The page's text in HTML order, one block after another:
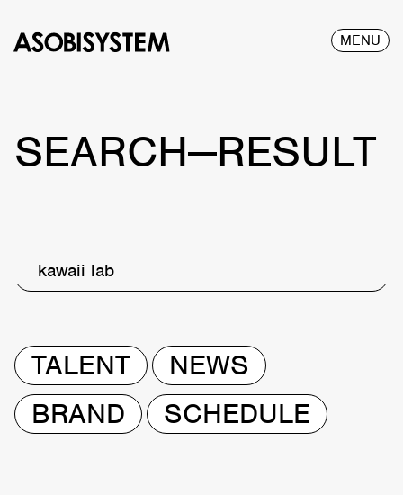
MENU
SEARCH—RESULT
kawaii lab
TALENT
NEWS
BRAND
SCHEDULE